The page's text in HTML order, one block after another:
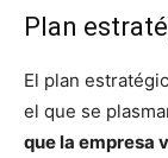
Plan
El plan
el que se
que la empresa